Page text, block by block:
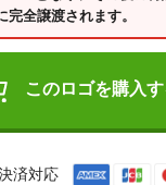
全譲渡されます。
このロゴを購入
済対応